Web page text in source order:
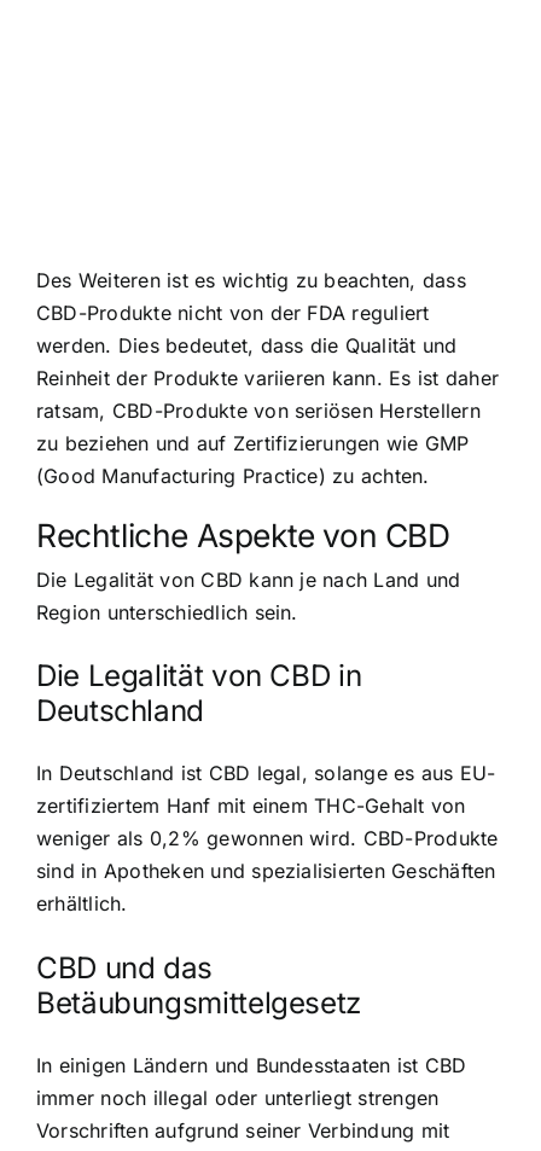
Des Weiteren ist es wichtig zu beachten, dass
CBD-Produkte nicht von der FDA reguliert
werden. Dies bedeutet, dass die Qualität und
Reinheit der Produkte variieren kann. Es ist daher
ratsam, CBD-Produkte von seriösen Herstellern
zu beziehen und auf Zertifizierungen wie GMP
(Good Manufacturing Practice) zu achten.
Rechtliche Aspekte von CBD
Die Legalität von CBD kann je nach Land und
Region unterschiedlich sein.
Die Legalität von CBD in
Deutschland
In Deutschland ist CBD legal, solange es aus EU-
zertifiziertem Hanf mit einem THC-Gehalt von
weniger als 0,2% gewonnen wird. CBD-Produkte
sind in Apotheken und spezialisierten Geschäften
erhältlich.
CBD und das
Betäubungsmittelgesetz
In einigen Ländern und Bundesstaaten ist CBD
immer noch illegal oder unterliegt strengen
Vorschriften aufgrund seiner Verbindung mit